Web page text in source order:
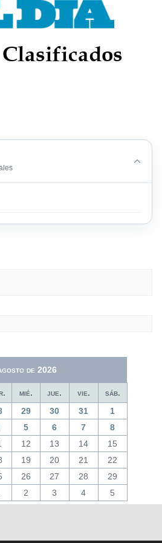
de 2026
mié. jue. vie.
sáb.
29 30 31
1
5 6 7
8
12 13 14
15
19 20 21
22
26 27 28
29
2 3 4 5